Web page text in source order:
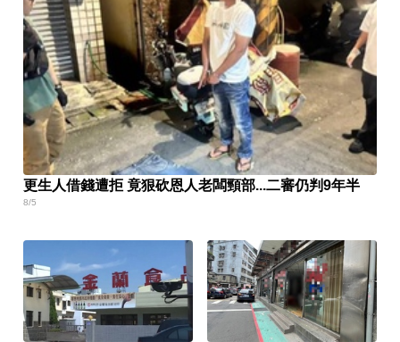
更生人借錢遭拒 竟狠砍恩人老闆頸部...二審仍判9年半
8/5